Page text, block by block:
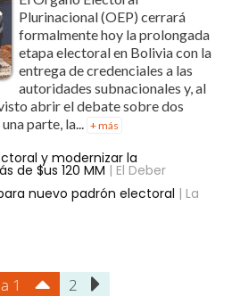
Plurinacional (OEP) cerrará
formalmente hoy la prolongada
etapa electoral en Bolivia con la
entrega de credenciales a las
autoridades subnacionales y, al
abrir el debate sobre dos
parte, la...
+ más
y modernizar la
de $us 120 MM | El Deber
nuevo padrón electoral | La
1 2